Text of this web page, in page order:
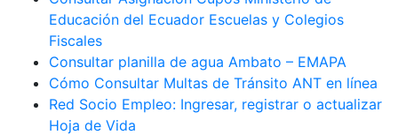
Educación del Ecuador Escuelas y Colegios
Fiscales
Consultar planilla de agua Ambato – EMAPA
Cómo Consultar Multas de Tránsito ANT en línea
Red Socio Empleo: Ingresar, registrar o actualizar
Hoja de Vida